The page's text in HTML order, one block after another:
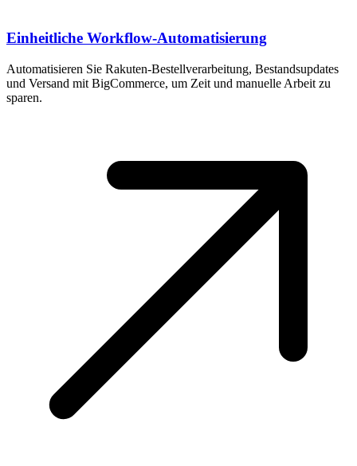
Einheitliche Workflow-Automatisierung
Automatisieren Sie Rakuten-Bestellverarbeitung, Bestandsupdates
und Versand mit BigCommerce, um Zeit und manuelle Arbeit zu
sparen.